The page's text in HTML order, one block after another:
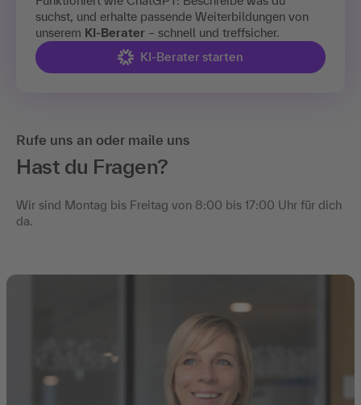
suchst, und erhalte passende Weiterbildungen von
unserem KI-Berater – schnell und treffsicher.
KI-Berater starten
Rufe uns an oder maile uns
Hast du Fragen?
Wir sind Montag bis Freitag von 8:00 bis 17:00 Uhr für dich
da.